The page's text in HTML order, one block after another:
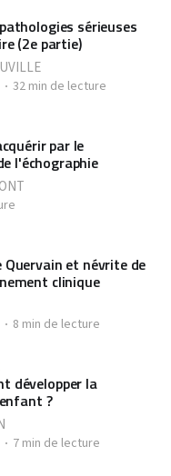
sérieuses
(2e partie)
32 min de lecture
par le
l'échographie
Quervain et névrite de
clinique
8 min de lecture
développer la
?
7 min de lecture